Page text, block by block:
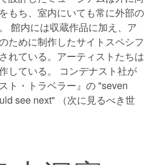
もち、室内にいても常に外部の
館内には収蔵作品に加え、ア
ために制作したサイトスペシフ
れている。アーティストたちは
している。 コンデナスト社が
ト・トラベラー』の "seven
see next" （次に見るべき世